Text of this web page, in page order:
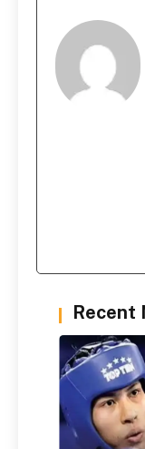
Recent